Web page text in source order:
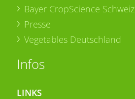
Bayer CropScience Schweiz
Presse
Vegetables Deutschland
Infos
LINKS